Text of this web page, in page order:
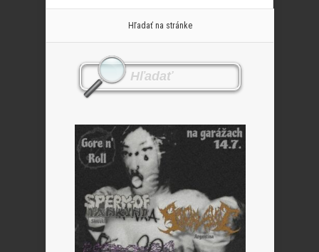
Hľadať na stránke